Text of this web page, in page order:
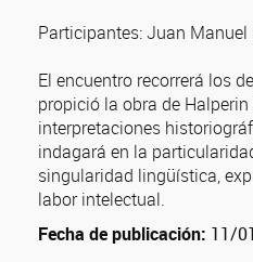
Participantes: Juan
El encuentro recorrerá los
propició la obra de
interpretaciones
indagará en la
singularidad lingüística,
labor intelectual.
Fecha de publicación: 11/